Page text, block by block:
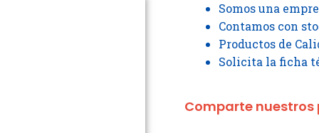
Somos una
Contamos con
Productos de
Solicita la ficha
Comparte nuestros